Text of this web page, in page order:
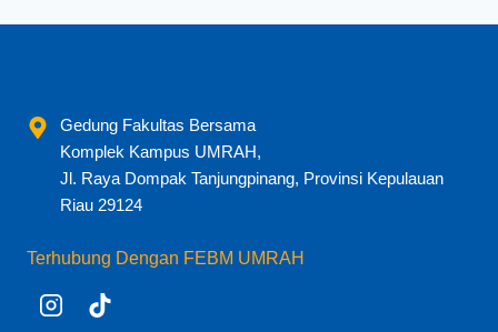
Gedung Fakultas Bersama
Komplek Kampus UMRAH,
Jl. Raya Dompak Tanjungpinang, Provinsi Kepulauan
Riau 29124
Terhubung Dengan FEBM UMRAH